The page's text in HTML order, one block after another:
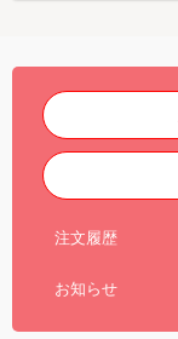
注文履歴
お知らせ